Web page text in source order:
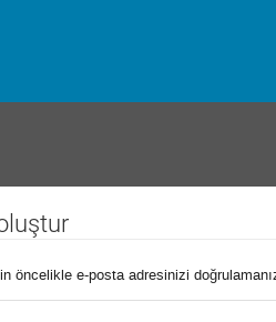
öncelikle e-posta adresinizi